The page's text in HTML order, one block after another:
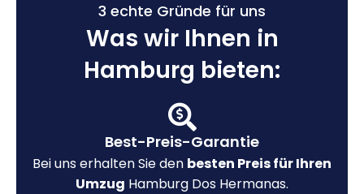
3 echte Gründe für uns
Was wir Ihnen in
Hamburg bieten:
Best-Preis-Garantie
Bei uns erhalten Sie den besten Preis für Ihren
Umzug Hamburg Dos Hermanas.